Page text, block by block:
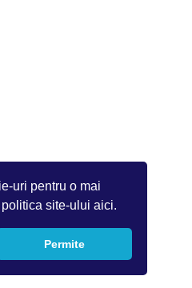
uri pentru o mai
site-ului aici.
Permite